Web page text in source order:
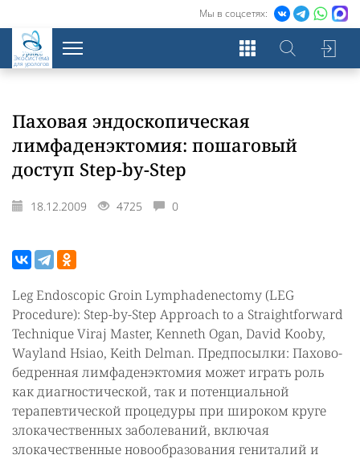
Мы в соцсетях:
Экосистема
для урологов
Паховая эндоскопическая
лимфаденэктомия: пошаговый
доступ Step-by-Step
18.12.2009 4725 0
Leg Endoscopic Groin Lymphadenectomy (LEG
Procedure): Step-by-Step Approach to a Straightforward
Technique Viraj Master, Kenneth Ogan, David Kooby,
Wayland Hsiao, Keith Delman. Предпосылки: Пахово-
бедренная лимфаденэктомия может играть роль
как диагностической, так и потенциальной
терапевтической процедуры при широком круге
злокачественных заболеваний, включая
злокачественные новообразования гениталий и